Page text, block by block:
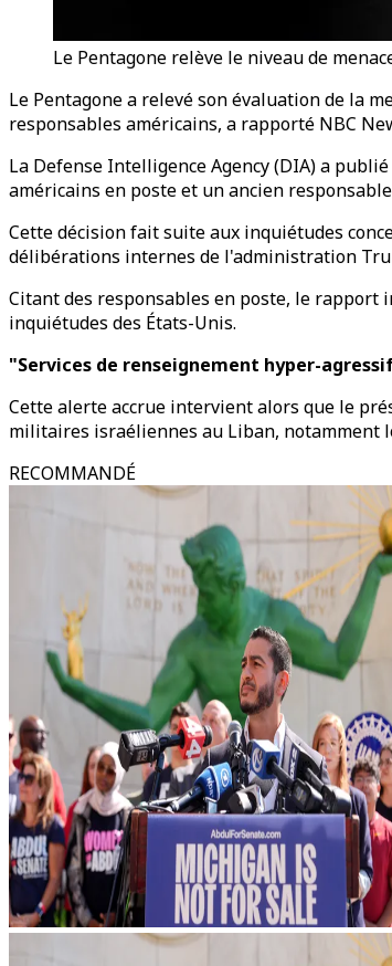
Le Pentagone relève le niveau de
Le Pentagone a relevé son évaluation de la
responsables américains, a rapporté NBC
La Defense Intelligence Agency (DIA) a
américains en poste et un ancien
Cette décision fait suite aux inquiétudes
délibérations internes de l'administration
Citant des responsables en poste, le rapport
inquiétudes des États-Unis.
"Services de renseignement hyper-
Cette alerte accrue intervient alors que le
militaires israéliennes au Liban, notamment
RECOMMANDÉ